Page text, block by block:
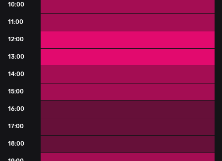
10:00
11:00
12:00
13:00
14:00
15:00
16:00
17:00
18:00